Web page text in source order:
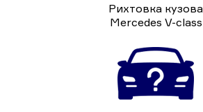
Рихтовка кузова
Mercedes V-class